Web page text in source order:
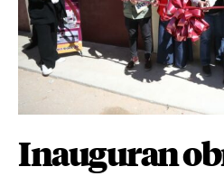
Inauguran